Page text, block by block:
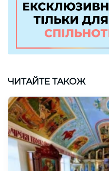
ЧИТАЙТЕ ТАКОЖ